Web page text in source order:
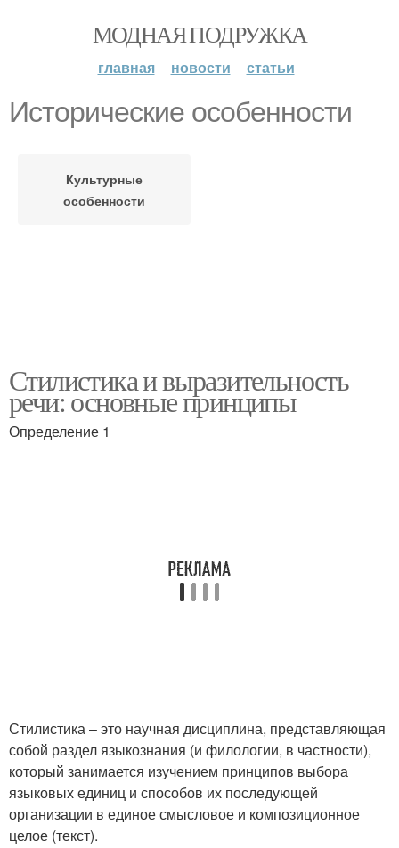
МОДНАЯ ПОДРУЖКА
главная новости статьи
Исторические особенности
Культурные
особенности
Стилистика и выразительность
речи: основные принципы
Определение 1
Стилистика – это научная дисциплина, представляющая
собой раздел языкознания (и филологии, в частности),
который занимается изучением принципов выбора
языковых единиц и способов их последующей
организации в единое смысловое и композиционное
целое (текст).